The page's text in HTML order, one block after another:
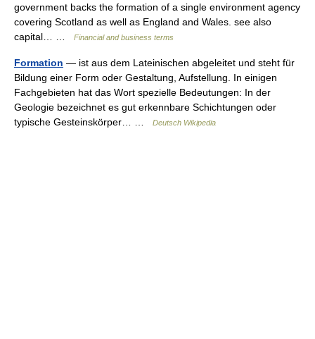
government backs the formation of a single environment agency
covering Scotland as well as England and Wales. see also
capital… …
Financial and business terms
Formation — ist aus dem Lateinischen abgeleitet und steht für
Bildung einer Form oder Gestaltung, Aufstellung. In einigen
Fachgebieten hat das Wort spezielle Bedeutungen: In der
Geologie bezeichnet es gut erkennbare Schichtungen oder
typische Gesteinskörper… …
Deutsch Wikipedia